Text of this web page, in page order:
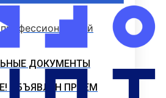
ДОКУМЕНТЫ
ОБЪЯВЛЕН ПРИЕМ